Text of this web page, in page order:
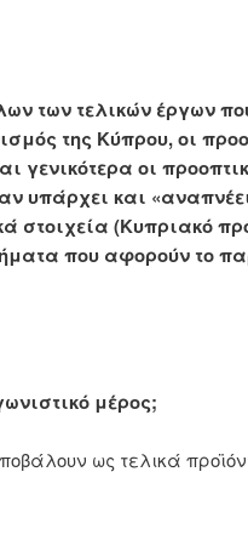
των τελικών έργων
της Κύπρου, οι
γενικότερα οι
υπάρχει και
στοιχεία (Κυπριακό
που αφορούν το
μέρος;
ως τελικά